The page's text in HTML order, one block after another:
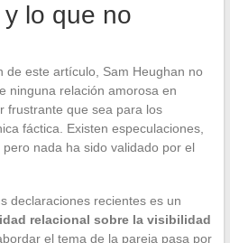
lo que no
de este artículo, Sam Heughan no
ninguna relación amorosa en
frustrante que sea para los
fáctica. Existen especulaciones,
nada ha sido validado por el
declaraciones recientes es un
relacional sobre la visibilidad
el tema de la pareja pasa por